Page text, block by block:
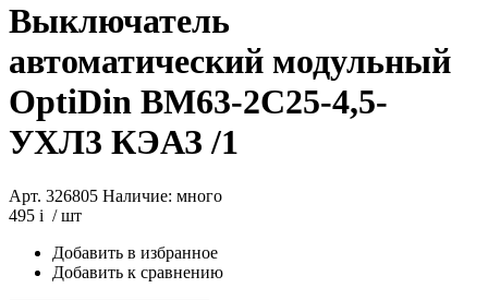
Выключатель
автоматический модульный
OptiDin BM63-2C25-4,5-
УХЛ3 КЭАЗ /1
Арт. 326805 Наличие: много
495 i / шт
Добавить в избранное
Добавить к сравнению